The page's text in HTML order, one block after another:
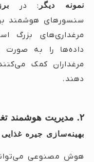
نمونه دیگر : در
سنسورهای هوشمند
مرغداری‌های بزرگ
داده‌ها را به صورت
مرغداران کمک
دهند.
۲. مدیریت هوشمند تغذیه
بهینه‌سازی جیره غذایی
هوش مصنوعی